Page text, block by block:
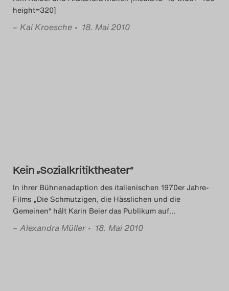
height=320]
– Kai Kroesche • 18. Mai 2010
Kein „Sozialkritiktheater“
In ihrer Bühnenadaption des italienischen 1970er Jahre-
Films „Die Schmutzigen, die Hässlichen und die
Gemeinen“ hält Karin Beier das Publikum auf…
– Alexandra Müller • 18. Mai 2010